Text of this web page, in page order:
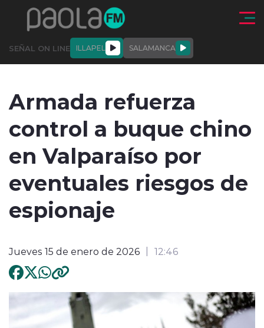
Click acá para ir directamente al contenido
SEÑAL ON LINE ILLAPEL SALAMANCA
modo claro
Armada refuerza
control a buque chino
en Valparaíso por
eventuales riesgos de
espionaje
Jueves 15 de enero de 2026 12:46